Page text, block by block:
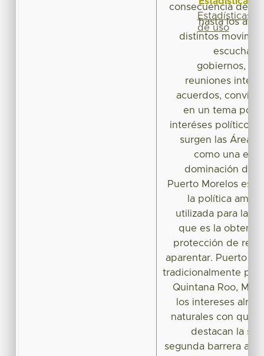
consecuencia de la
hasta los
distintos
gobiernos,
reuniones
acuerdos,
en un tema
interéses políticos
surgen las Áreas
como una
dominación del
Puerto Morelos es
la política
utilizada para la
que es la
protección de
aparentar. Puerto
tradicionalmente
Quintana Roo,
los intereses
naturales con que
destacan la
segunda barrera
Estadísticas
de uso